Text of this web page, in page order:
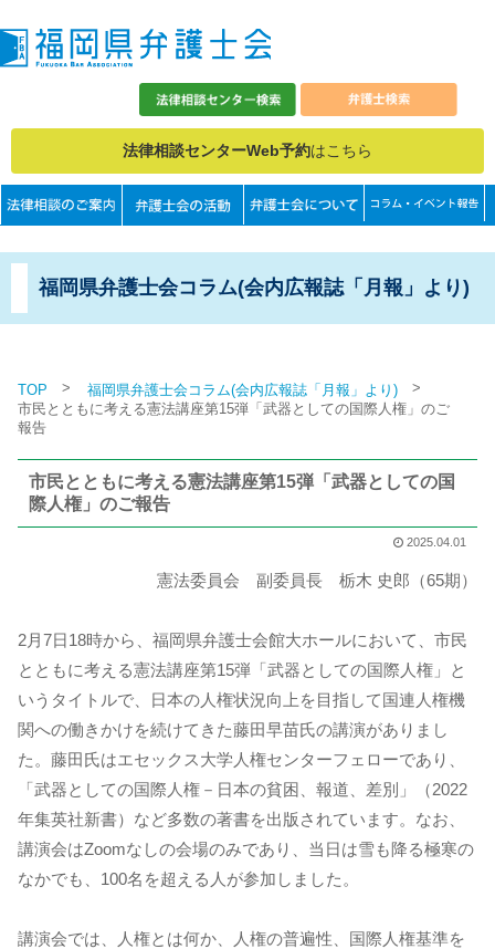
法律相談センターWeb予約はこちら
福岡県弁護士会コラム(会内広報誌「月報」より)
TOP > 福岡県弁護士会コラム(会内広報誌「月報」より) >
市民とともに考える憲法講座第15弾「武器としての国際人権」のご
報告
市民とともに考える憲法講座第15弾「武器としての国
際人権」のご報告
2025.04.01
憲法委員会 副委員長 栃木 史郎（65期）
2月7日18時から、福岡県弁護士会館大ホールにおいて、市民
とともに考える憲法講座第15弾「武器としての国際人権」と
いうタイトルで、日本の人権状況向上を目指して国連人権機
関への働きかけを続けてきた藤田早苗氏の講演がありまし
た。藤田氏はエセックス大学人権センターフェローであり、
「武器としての国際人権－日本の貧困、報道、差別」（2022
年集英社新書）など多数の著書を出版されています。なお、
講演会はZoomなしの会場のみであり、当日は雪も降る極寒の
なかでも、100名を超える人が参加しました。
講演会では、人権とは何か、人権の普遍性、国際人権基準を